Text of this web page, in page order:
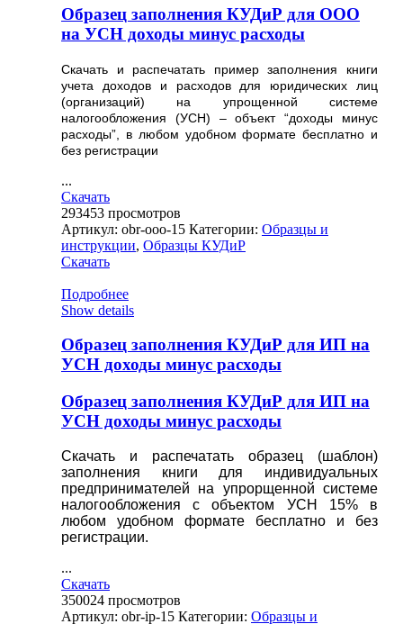
Образец заполнения КУДиР для ООО
на УСН доходы минус расходы
Скачать и распечатать пример заполнения книги
учета доходов и расходов для юридических лиц
(организаций) на упрощенной системе
налогообложения (УСН) – объект “доходы минус
расходы”, в любом удобном формате бесплатно и
без регистрации
...
Скачать
293453 просмотров
Артикул: obr-ooo-15 Категории: Образцы и
инструкции, Образцы КУДиР
Скачать
Подробнее
Show details
Образец заполнения КУДиР для ИП на
УСН доходы минус расходы
Образец заполнения КУДиР для ИП на
УСН доходы минус расходы
Скачать и распечатать образец (шаблон)
заполнения книги для индивидуальных
предпринимателей на упрорщенной системе
налогообложения с объектом УСН 15%в
любом удобном формате бесплатно и без
регистрации.
...
Скачать
350024 просмотров
Артикул: obr-ip-15 Категории: Образцы и